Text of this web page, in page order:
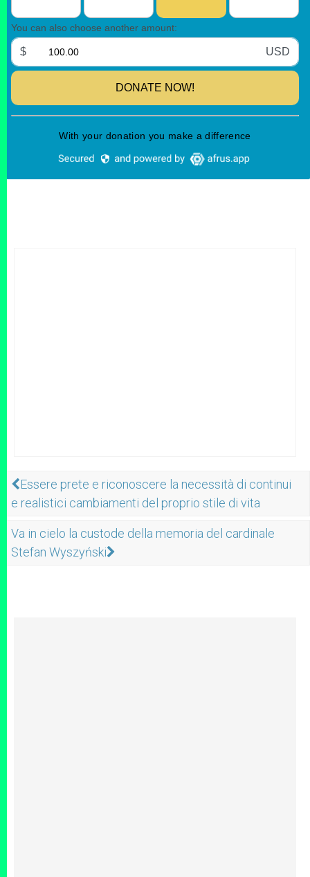
Essere prete e riconoscere la necessità di continui
e realistici cambiamenti del proprio stile di vita
Va in cielo la custode della memoria del cardinale
Stefan Wyszyński